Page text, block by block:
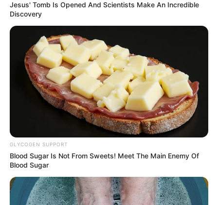
Judul: Tulang Rusuk Menuju Surga
Judul lain: –
Genre: Drama, Religi, Romansa
Negara: Indonesia
Produser: Mandala Poetra, Yudha A. Sholung
Penulis Naskah: –
Rumah Produksi: Swara Reswara Abadi
Channel TV: Genflix
Jesus' Tomb Is Opened And Scientists Make An Incredible
Discovery
GLYCOGEN SUPPORT
Blood Sugar Is Not From Sweets! Meet The Main Enemy Of
Blood Sugar